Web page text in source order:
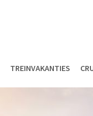
TREINVAKANTIES